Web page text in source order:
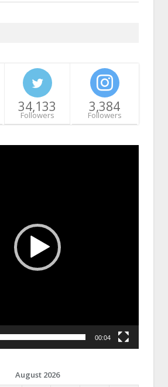
34,133
Followers
3,384
Followers
00:04
August 2026